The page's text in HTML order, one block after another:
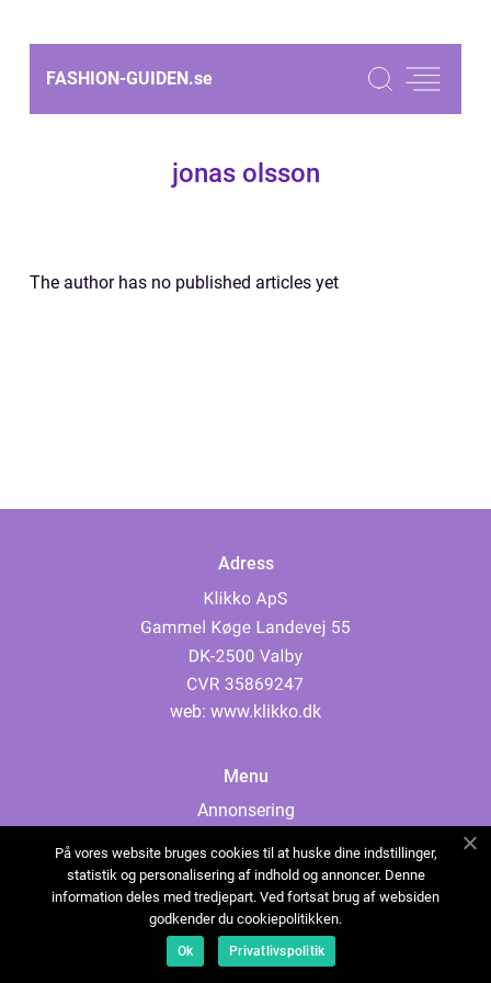
FASHION-GUIDEN.se
jonas olsson
The author has no published articles yet
Adress
web: www.klikko.dk
Menu
Annonsering
Cookies
Kontakta oss
Sitemap
På vores website bruges cookies til at huske dine indstillinger,
statistik og personalisering af indhold og annoncer. Denne
information deles med tredjepart. Ved fortsat brug af websiden
godkender du cookiepolitikken.
Ok Privatlivspolitik